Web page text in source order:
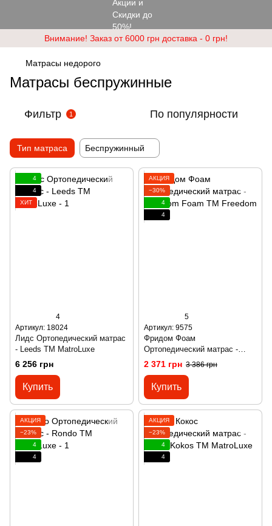
Внимание! Заказ от 6000 грн доставка - 0 грн!
Матрасы недорого
Матрасы беспружинные
Фильтр 1 По популярности
Тип матраса Беспружинный
4
4
ХИТ
4
Артикул: 18024
Лидс Ортопедический матрас
- Leeds ТМ MatroLuxе
6 256 грн
Купить
АКЦИЯ
−30%
4
4
5
Артикул: 9575
Фридом Фоам
Ортопедический матраc -
Freedom Foam ТМ Freedom
2 371 грн 3 386 грн
Купить
АКЦИЯ
−23%
4
4
АКЦИЯ
−23%
4
4